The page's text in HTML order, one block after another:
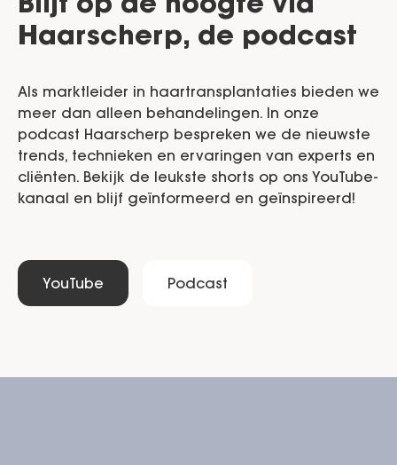
Blijf op de hoogte via
Haarscherp, de podcast
Als marktleider in haartransplantaties bieden we
meer dan alleen behandelingen. In onze
podcast Haarscherp bespreken we de nieuwste
trends, technieken en ervaringen van experts en
cliënten. Bekijk de leukste shorts op ons YouTube-
kanaal en blijf geïnformeerd en geïnspireerd!
YouTube Podcast